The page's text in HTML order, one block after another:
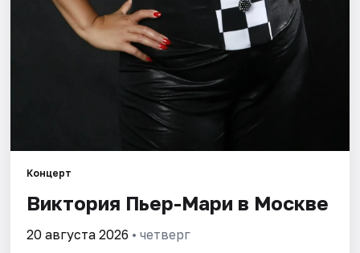
Концерт
Виктория Пьер-Мари в Москве
20 августа 2026 • четверг